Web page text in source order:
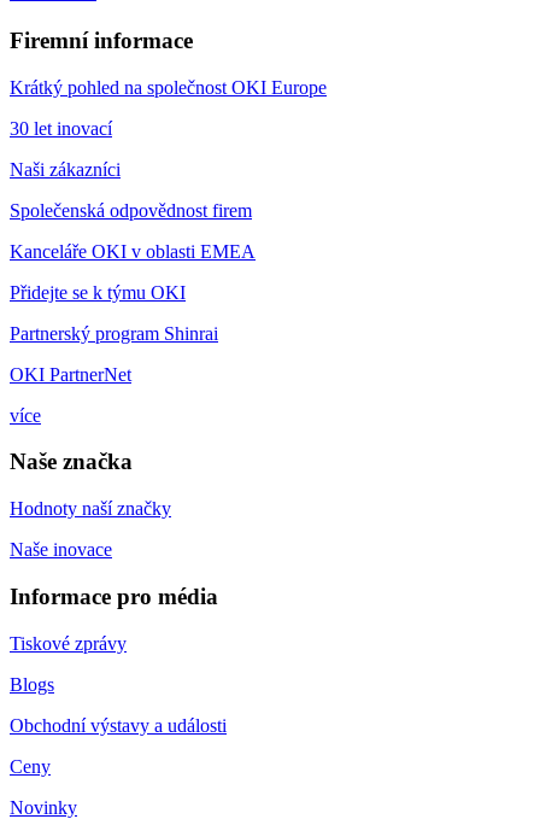
Firemní informace
Krátký pohled na společnost OKI Europe
30 let inovací
Naši zákazníci
Společenská odpovědnost firem
Kanceláře OKI v oblasti EMEA
Přidejte se k týmu OKI
Partnerský program Shinrai
OKI PartnerNet
více
Naše značka
Hodnoty naší značky
Naše inovace
Informace pro média
Tiskové zprávy
Blogs
Obchodní výstavy a události
Ceny
Novinky